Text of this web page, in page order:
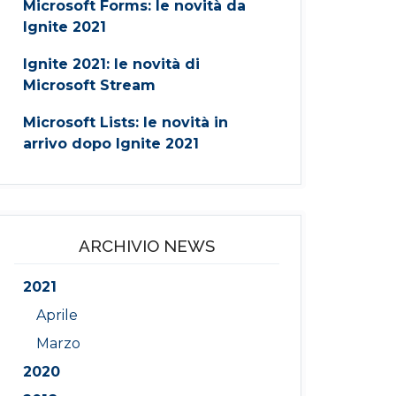
Microsoft Forms: le novità da
Ignite 2021
Ignite 2021: le novità di
Microsoft Stream
Microsoft Lists: le novità in
arrivo dopo Ignite 2021
ARCHIVIO NEWS
2021
Aprile
Marzo
2020